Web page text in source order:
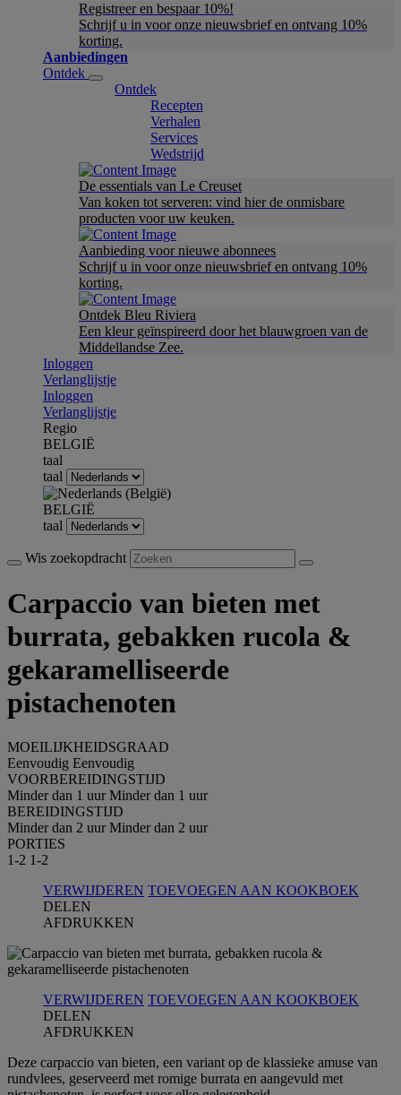
Registreer en bespaar 10%!
Schrijf u in voor onze nieuwsbrief en ontvang 10%
korting.
Aanbiedingen
Ontdek
Ontdek
Recepten
Verhalen
Services
Wedstrijd
De essentials van Le Creuset
Van koken tot serveren: vind hier de onmisbare
producten voor uw keuken.
Aanbieding voor nieuwe abonnees
Schrijf u in voor onze nieuwsbrief en ontvang 10%
korting.
Ontdek Bleu Riviera
Een kleur geïnspireerd door het blauwgroen van de
Middellandse Zee.
Inloggen
Verlanglijstje
Inloggen
Verlanglijstje
Regio
BELGIË
taal
taal
BELGIË
taal
Wis zoekopdracht
Carpaccio van bieten met
burrata, gebakken rucola &
gekaramelliseerde
pistachenoten
MOEILIJKHEIDSGRAAD
Eenvoudig Eenvoudig
VOORBEREIDINGSTIJD
Minder dan 1 uur Minder dan 1 uur
BEREIDINGSTIJD
Minder dan 2 uur Minder dan 2 uur
PORTIES
1-2 1-2
VERWIJDEREN TOEVOEGEN AAN KOOKBOEK
DELEN
AFDRUKKEN
VERWIJDEREN TOEVOEGEN AAN KOOKBOEK
DELEN
AFDRUKKEN
Deze carpaccio van bieten, een variant op de klassieke amuse van
rundvlees, geserveerd met romige burrata en aangevuld met